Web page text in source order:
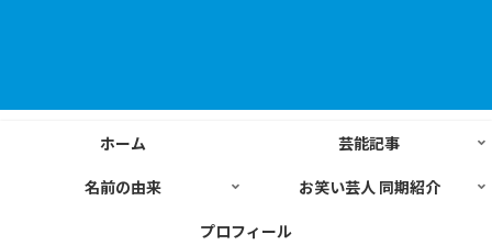
ホーム
芸能記事
名前の由来
お笑い芸人 同期紹介
プロフィール